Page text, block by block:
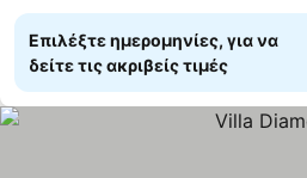
Επιλέξτε ημερομηνίες, για να
δείτε τις ακριβείς τιμές